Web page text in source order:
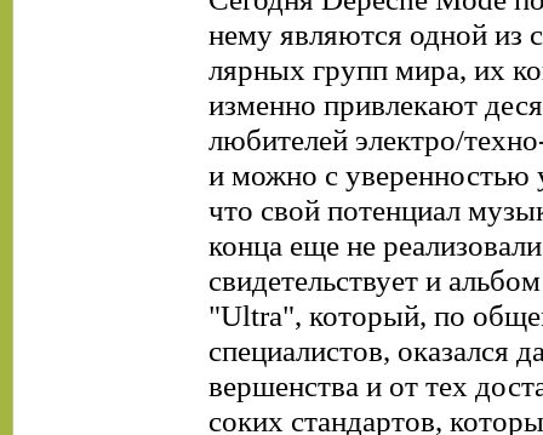
нему являются одной из
лярных групп мира, их
изменно привлекают
любителей электро/
и можно с уверенностью
что свой потенциал
конца еще не
свидетельствует и
"Ultra", который, по
специалистов, оказался
вершенства и от тех
соких стандартов,